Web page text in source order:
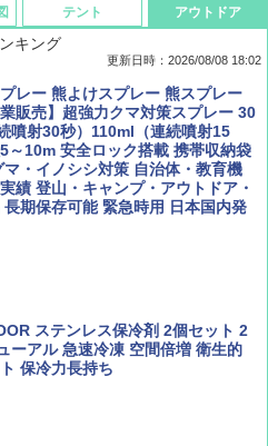
-パル) 2026年 9 月号【特別付録:
ニマル"旅"財布 ランダム2種】
ファン ２０２６年 ９月号 [雑
2026年8月号「南アルプス大全」
歩き方 チェンマイ タイ北部の魅
2026～2027 地球の歩き方D アジア
方 スター・ウォーズ
歩き方 イタリア 2026～2027 地
テント
ズコレクション 山善] ポップアッ
傘みたいに広げて畳める パッとサ
ェード キューブ フルクローズ メ
単設置 ワンタッチテント キャンプ
グ カーキ PATC-150(KH)
(パイクスピーク) 着替えテン
ック ポップアップテント 携帯 簡
テント (グレー)
アウトドア
キング
更新日時：2026/08/08 18:02
レー 熊よけスプレー 熊スプレー
業販売】超強力クマ対策スプレー 30
噴射30秒）110ml（連続噴射15
～10m 安全ロック搭載 携帯収納袋
マ・イノシシ対策 自治体・教育機
績 登山・キャンプ・アウトドア・
長期保存可能 緊急時用 日本国内発
ステンレス保冷剤 2個セット 2
ーアル 急速冷凍 空間倍増 衛生的
保冷力長持ち